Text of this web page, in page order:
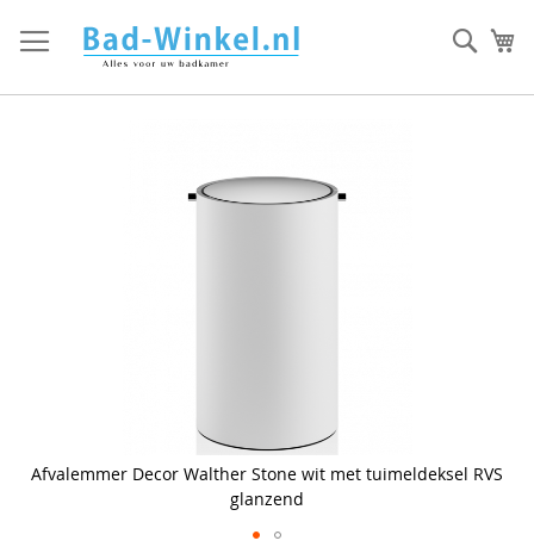
direct
door
Afvalemmer Decor Walther Stone wit met tuimeldeksel RVS
glanzend